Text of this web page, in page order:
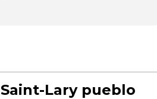
Saint-Lary pueblo